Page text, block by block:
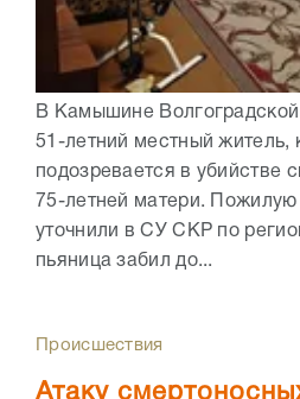
В Камышине
51-летний местный житель,
подозревается в убийстве
75-летней матери.
уточнили в СУ СКР по
пьяница забил до...
Происшествия
Атаку